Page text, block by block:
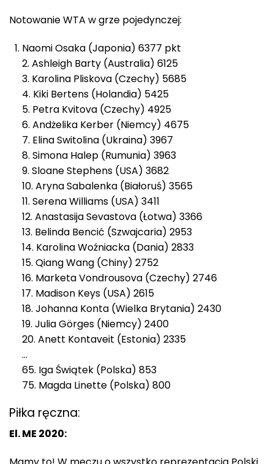
Notowanie WTA w grze pojedynczej:
Naomi Osaka (Japonia) 6377 pkt
2. Ashleigh Barty (Australia) 6125
3. Karolina Pliskova (Czechy) 5685
4. Kiki Bertens (Holandia) 5425
5. Petra Kvitova (Czechy) 4925
6. Andżelika Kerber (Niemcy) 4675
7. Elina Switolina (Ukraina) 3967
8. Simona Halep (Rumunia) 3963
9. Sloane Stephens (USA) 3682
10. Aryna Sabalenka (Białoruś) 3565
11. Serena Williams (USA) 3411
12. Anastasija Sevastova (Łotwa) 3366
13. Belinda Bencić (Szwajcaria) 2953
14. Karolina Woźniacka (Dania) 2833
15. Qiang Wang (Chiny) 2752
16. Marketa Vondrousova (Czechy) 2746
17. Madison Keys (USA) 2615
18. Johanna Konta (Wielka Brytania) 2430
19. Julia Görges (Niemcy) 2400
20. Anett Kontaveit (Estonia) 2335
…
65. Iga Świątek (Polska) 853
75. Magda Linette (Polska) 800
Piłka ręczna:
El. ME 2020: